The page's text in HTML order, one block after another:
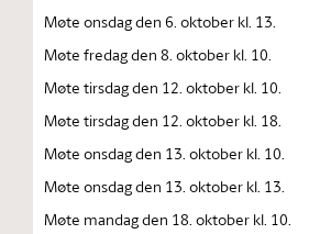
Møte onsdag den 6. oktober kl. 13.
Møte fredag den 8. oktober kl. 10.
Møte tirsdag den 12. oktober kl. 10.
Møte tirsdag den 12. oktober kl. 18.
Møte onsdag den 13. oktober kl. 10.
Møte onsdag den 13. oktober kl. 13.
Møte mandag den 18. oktober kl. 10.